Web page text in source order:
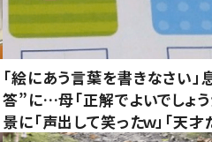
「絵にあう言葉を書きなさい
答”に…母「正解でよいでしょ
景に「声出して笑ったｗ」「天才